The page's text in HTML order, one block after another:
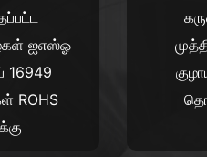
ஐஎஸ்ஓ
16949
ROHS